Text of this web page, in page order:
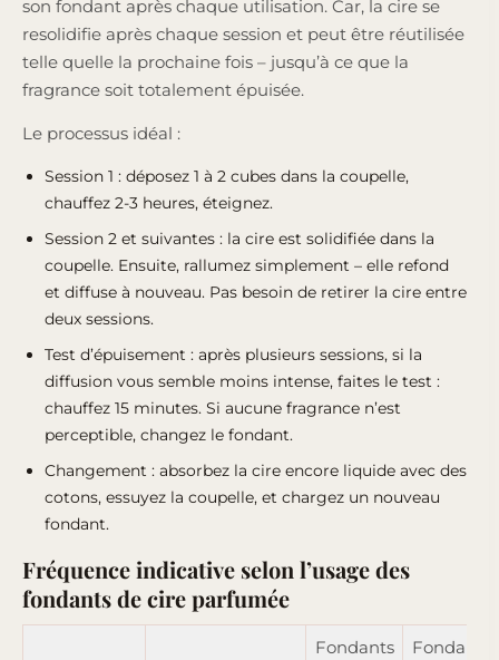
son fondant après chaque utilisation. Car, la cire se
resolidifie après chaque session et peut être réutilisée
telle quelle la prochaine fois – jusqu’à ce que la
fragrance soit totalement épuisée.
Le processus idéal :
Session 1 : déposez 1 à 2 cubes dans la coupelle,
chauffez 2-3 heures, éteignez.
Session 2 et suivantes : la cire est solidifiée dans la
coupelle. Ensuite, rallumez simplement – elle refond
et diffuse à nouveau. Pas besoin de retirer la cire entre
deux sessions.
Test d’épuisement : après plusieurs sessions, si la
diffusion vous semble moins intense, faites le test :
chauffez 15 minutes. Si aucune fragrance n’est
perceptible, changez le fondant.
Changement : absorbez la cire encore liquide avec des
cotons, essuyez la coupelle, et chargez un nouveau
fondant.
Fréquence indicative selon l’usage des
fondants de cire parfumée
Fondants
Fondants